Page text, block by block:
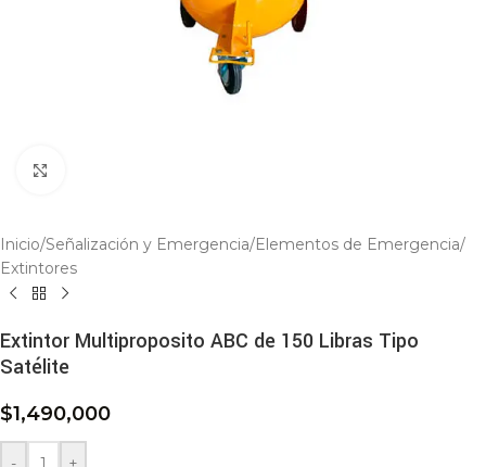
Inicio/Señalización y Emergencia/Elementos de Emergencia/
Extintores
Extintor Multiproposito ABC de 150 Libras Tipo
Satélite
$1,490,000